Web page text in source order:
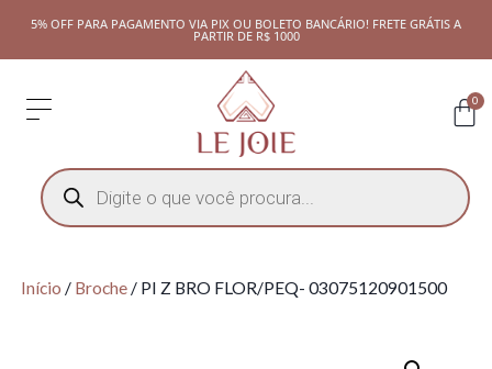
5% OFF PARA PAGAMENTO VIA PIX OU BOLETO BANCÁRIO! FRETE GRÁTIS A
PARTIR DE R$ 1000
0
Início / Broche/ PI Z BRO FLOR/PEQ- 03075120901500